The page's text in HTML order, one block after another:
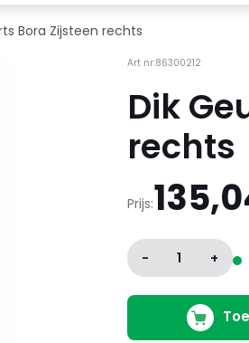
Bora Zijsteen rechts
Art nr:86300212
Dik
rechts
Prijs:
- 1 +